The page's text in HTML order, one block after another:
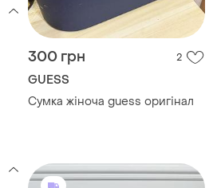
300 грн 2
GUESS
Сумка жіноча guess оригінал